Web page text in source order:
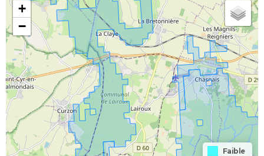
+
−
Faible